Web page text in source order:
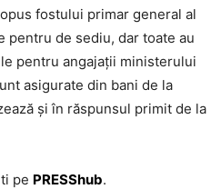
fostului primar general al
pentru de sediu, dar toate au
pentru angajații ministerului
asigurate din bani de la
și în răspunsul primit de la
pe PRESShub.